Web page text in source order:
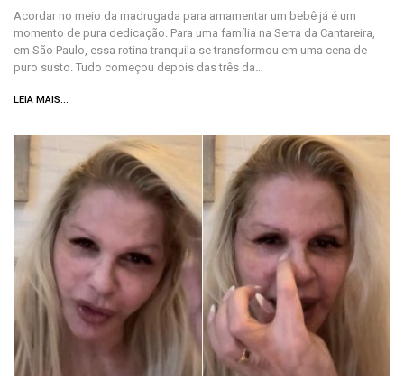
Acordar no meio da madrugada para amamentar um bebê já é um
momento de pura dedicação. Para uma família na Serra da Cantareira,
em São Paulo, essa rotina tranquila se transformou em uma cena de
puro susto. Tudo começou depois das três da…
LEIA MAIS...